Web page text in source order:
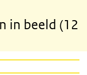
in beeld (12